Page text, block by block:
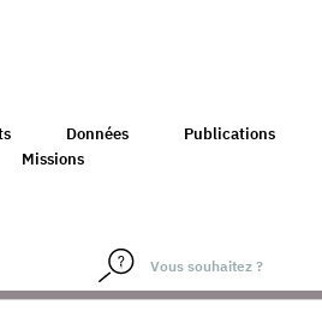
Données
Publications
Missions